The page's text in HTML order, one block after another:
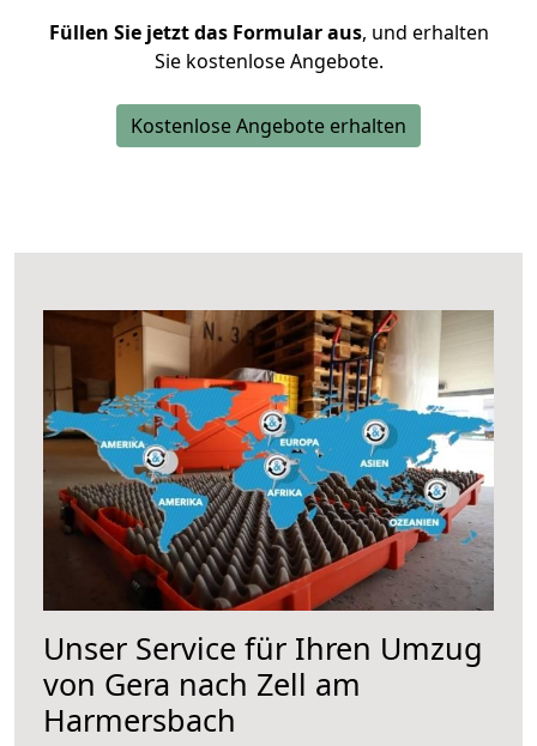
Füllen Sie jetzt das Formular aus, und erhalten
Sie kostenlose Angebote.
Kostenlose Angebote erhalten
Unser Service für Ihren Umzug
von Gera nach Zell am
Harmersbach